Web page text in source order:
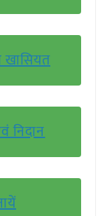
खासियत
निदान